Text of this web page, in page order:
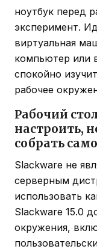
ноутбук перед
эксперимент.
виртуальная
компьютер или
спокойно
рабочее
Рабочий
настроить,
собрать
Slackware не
серверным
использовать
Slackware 15.0
окружения,